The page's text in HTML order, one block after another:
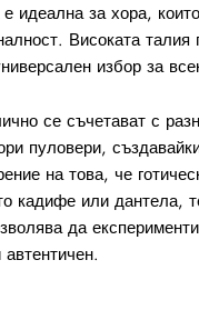
идеална за хора,
Високата
избор за
се съчетават с
пуловери,
на това, че
кадифе или дантела,
да